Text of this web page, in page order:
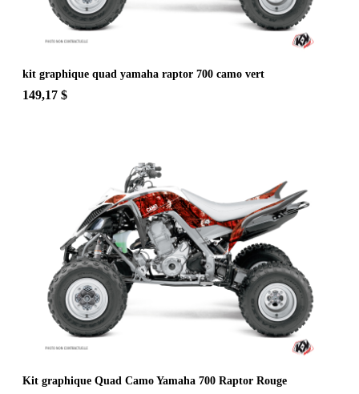
kit graphique quad yamaha raptor 700 camo vert
149,17 $
Kit graphique Quad Camo Yamaha 700 Raptor Rouge